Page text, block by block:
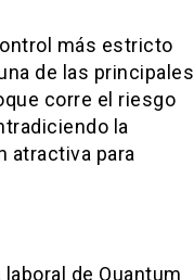
más estricto
de las principales
corre el riesgo
la
atractiva para
de Quantum